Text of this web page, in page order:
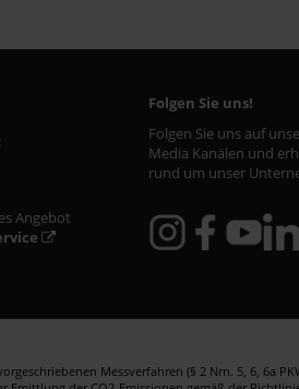
Angebot
Folgen Sie uns!
Folgen Sie uns auf
Media Kanälen und
rund um unser
Messverfahren (§ 2 Nrn. 5, 6, 6a